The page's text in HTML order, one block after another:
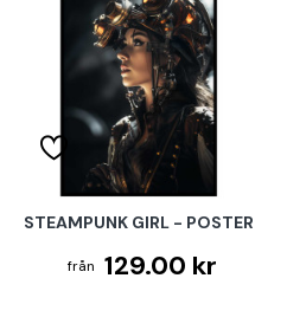
STEAMPUNK GIRL - POSTER
129.00 kr